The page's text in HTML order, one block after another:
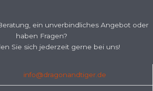
ein unverbindliches Angebot oder
haben Fragen?
Sie sich jederzeit gerne bei uns!
info@dragonandtiger.de